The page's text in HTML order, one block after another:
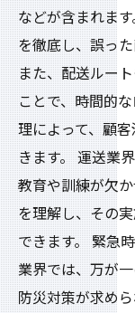
などが含まれま
を徹底し、誤っ
また、配送ルー
ことで、時間的
理によって、顧
きます。 運送業
教育や訓練が欠
を理解し、その
できます。 緊急
業界では、万が
防災対策が求め